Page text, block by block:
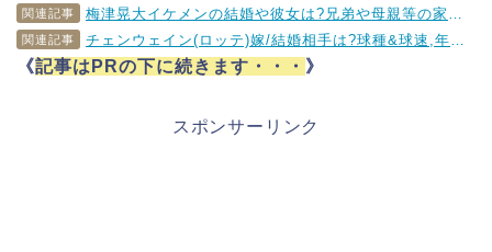
関連記事
関連記事
《記事はPRの下に続きます・・・ 》
スポンサーリンク